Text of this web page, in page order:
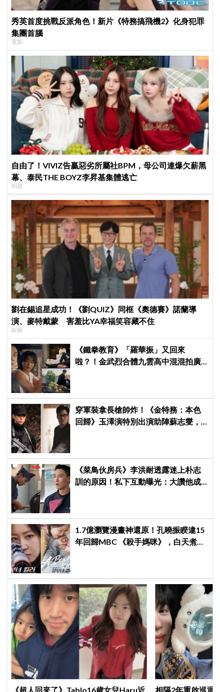
秀英首度挑戰反派角色！新片《特務搞飛機2》化身犯罪
集團首腦
電影
自由了！VIVIZ告贏惡劣所屬社BPM，母公司連爆欠薪黑
幕、泰民THE BOYZ李昇基集體逃亡
明星
劉在錫追星成功！《劉QUIZ》同框《奧德賽》諾蘭導
演、麥特戴蒙 害羞比YA幸福笑容藏不住
綜藝
《鐵拳教育》「羅華振」又回來
啦？！金武烈合體九雲高中混混拍廣
穿軍裝拿長槍帥炸！《金特務：本色
回歸》玉澤演特別出演助陣蘇志燮，
《菜鳥伙房兵》李洪耐透露迷上朴志
訓的原因！私下互動曝光：大讚他成
1.7億瀏覽漫畫神還原！孔曉振睽違15
年回歸MBC 《殺手媽咪》，白天煮飯
《超人回來了》Tablo16歲女兒Haru近 相隔2年重啟巡迴